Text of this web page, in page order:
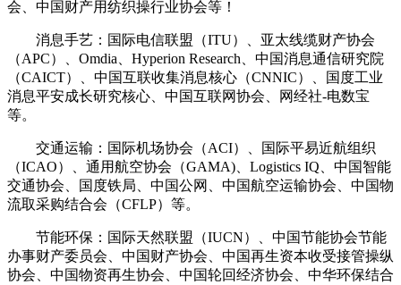
会、中国财产用纺织操行业协会等！
消息手艺：国际电信联盟（ITU）、亚太线缆财产协会
（APC）、Omdia、Hyperion Research、中国消息通信研究院
（CAICT）、中国互联收集消息核心（CNNIC）、国度工业
消息平安成长研究核心、中国互联网协会、网经社-电数宝
等。
交通运输：国际机场协会（ACI）、国际平易近航组织
（ICAO）、通用航空协会（GAMA)、Logistics IQ、中国智能
交通协会、国度铁局、中国公网、中国航空运输协会、中国物
流取采购结合会（CFLP）等。
节能环保：国际天然联盟（IUCN）、中国节能协会节能
办事财产委员会、中国财产协会、中国再生资本收受接管操纵
协会、中国物资再生协会、中国轮回经济协会、中华环保结合